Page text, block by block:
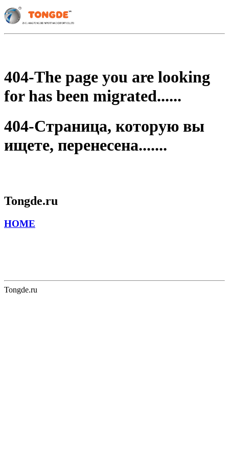
404-The page you are looking
for has been migrated......
404-Страница, которую вы
ищете, перенесена.......
Tongde.ru
HOME
Tongde.ru